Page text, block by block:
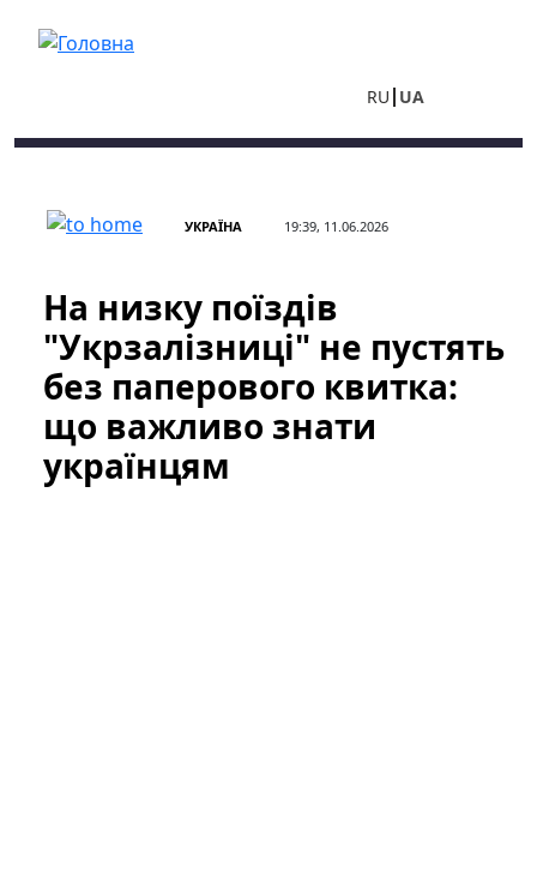
RU UA
УКРАЇНА 19:39, 11.06.2026
На низку поїздів
"Укрзалізниці" не пустять
без паперового квитка:
що важливо знати
українцям